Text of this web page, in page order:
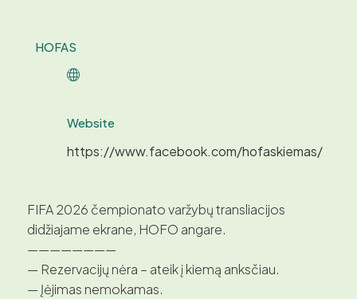
HOFAS
Website
https://www.facebook.com/hofaskiemas/
FIFA 2026 čempionato varžybų transliacijos
didžiajame ekrane, HOFO angare.
————————
— Rezervacijų nėra – ateik į kiemą anksčiau.
— Įėjimas nemokamas.